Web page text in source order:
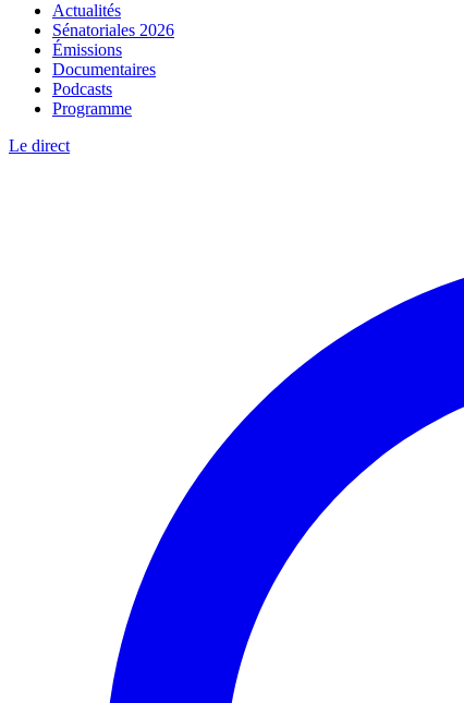
Actualités
Sénatoriales 2026
Émissions
Documentaires
Podcasts
Programme
Le direct